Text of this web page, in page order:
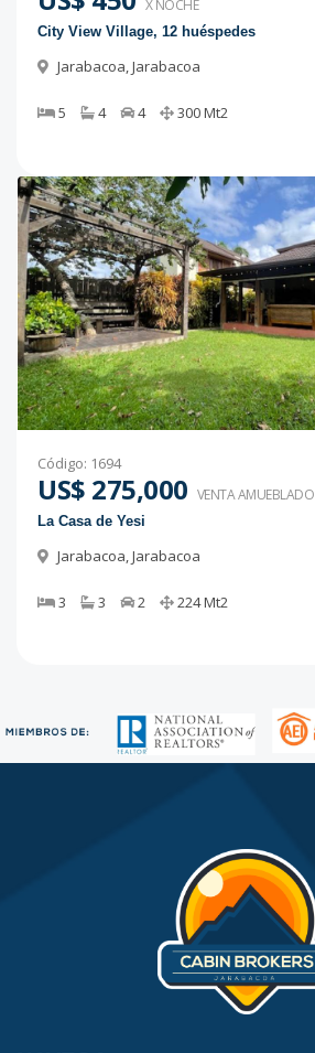
X NOCHE
City View Village, 12 huéspedes
Jarabacoa,Jarabacoa
5 4 4 300Mt2
Código: 1694
US$ 275,000 VENTA AMUEBLADO
La Casa de Yesi
Jarabacoa,Jarabacoa
3 3 2 224Mt2